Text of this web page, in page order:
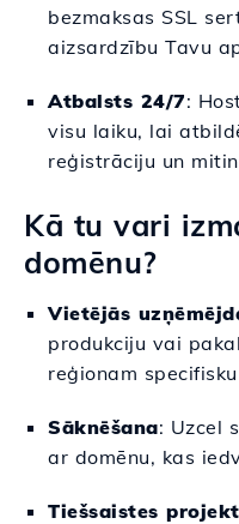
bezmaksas SSL
aizsardzību Tavu
Atbalsts 24/7:
visu laiku, lai
reģistrāciju un
Kā tu vari
domēnu?
Vietējās
produkciju vai
reģionam
Sāknēšana: Uzcel
ar domēnu, kas
Tiešsaistes